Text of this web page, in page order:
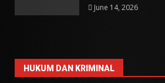
June 14, 2026
HUKUM DAN KRIMINAL